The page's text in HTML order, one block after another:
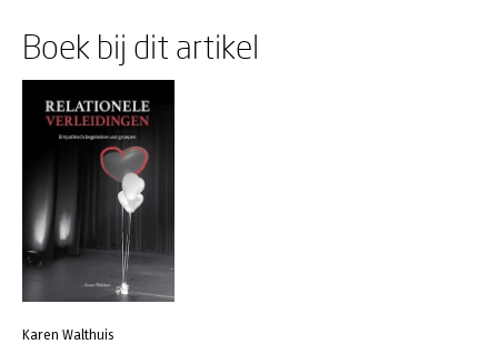
Boek bij dit artikel
Karen Walthuis